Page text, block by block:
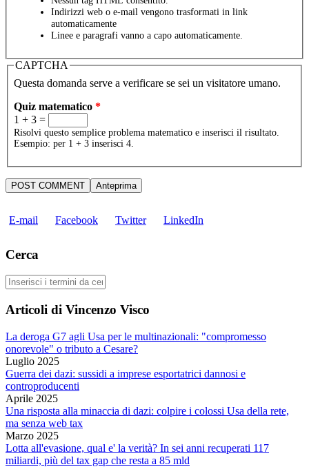
Indirizzi web o e-mail vengono trasformati in link
automaticamente
Linee e paragrafi vanno a capo automaticamente.
CAPTCHA
Questa domanda serve a verificare se sei un visitatore umano.
Quiz matematico *
1 + 3 =
Risolvi questo semplice problema matematico e inserisci il risultato.
Esempio: per 1 + 3 inserisci 4.
E-mail Facebook Twitter LinkedIn
Cerca
Cerca
Articoli di Vincenzo Visco
La deroga G7 agli Usa per le multinazionali: "compromesso
onorevole" o tributo a Cesare?
Luglio 2025
Guerra dei dazi: sussidi a imprese esportatrici dannosi e
controproducenti
Aprile 2025
Una risposta alla minaccia di dazi: colpire i colossi Usa della rete,
ma senza web tax
Marzo 2025
Lotta all'evasione, qual e' la verità? In sei anni recuperati 117
miliardi, più del tax gap che resta a 85 mld